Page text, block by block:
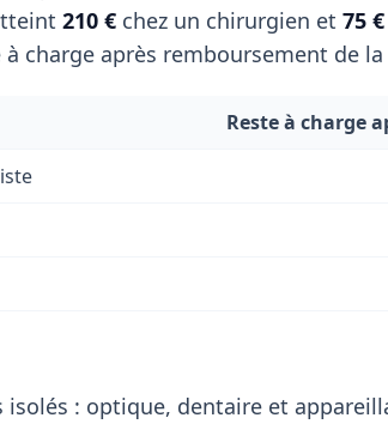
210 € chez un chirurgien et 75 €
charge après remboursement de
Reste à charge
isolés : optique, dentaire et